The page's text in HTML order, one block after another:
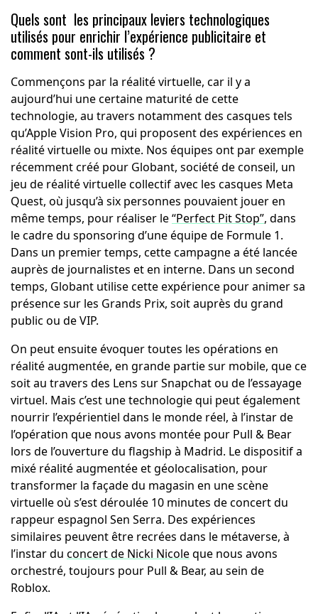
Quels sont les principaux leviers technologiques
utilisés pour enrichir l’expérience publicitaire et
comment sont-ils utilisés ?
Commençons par la réalité virtuelle, car il y a
aujourd’hui une certaine maturité de cette
technologie, au travers notamment des casques tels
qu’Apple Vision Pro, qui proposent des expériences en
réalité virtuelle ou mixte. Nos équipes ont par exemple
récemment créé pour Globant, société de conseil, un
jeu de réalité virtuelle collectif avec les casques Meta
Quest, où jusqu’à six personnes pouvaient jouer en
même temps, pour réaliser le“Perfect Pit Stop”, dans
le cadre du sponsoring d’une équipe de Formule 1.
Dans un premier temps, cette campagne a été lancée
auprès de journalistes et en interne. Dans un second
temps, Globant utilise cette expérience pour animer sa
présence sur les Grands Prix, soit auprès du grand
public ou de VIP.
On peut ensuite évoquer toutes les opérations en
réalité augmentée, en grande partie sur mobile, que ce
soit au travers des Lens sur Snapchat ou de l’essayage
virtuel. Mais c’est une technologie qui peut également
nourrir l’expérientiel dans le monde réel, à l’instar de
l’opération que nous avons montée pour Pull & Bear
lors de l’ouverture du flagship à Madrid. Le dispositif a
mixé réalité augmentée et géolocalisation, pour
transformer la façade du magasin en une scène
virtuelle où s’est déroulée 10 minutes de concert du
rappeur espagnol Sen Serra. Des expériences
similaires peuvent être recrées dans le métaverse, à
l’instar du concert de Nicki Nicoleque nous avons
orchestré, toujours pour Pull & Bear, au sein de
Roblox.